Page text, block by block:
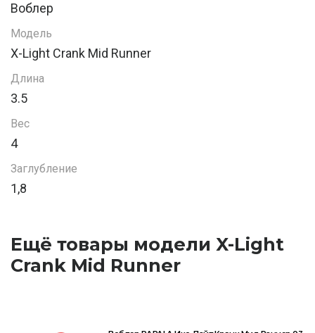
Воблер
Модель
X-Light Crank Mid Runner
Длина
3.5
Вес
4
Заглубление
1,8
Ещё товары модели X-Light
Crank Mid Runner